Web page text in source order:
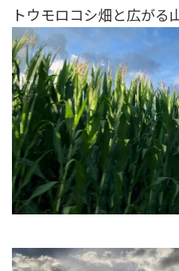
トウモロコシ畑と広がる